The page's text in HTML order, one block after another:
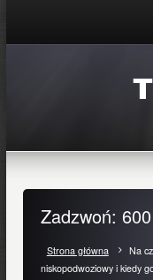
Zadzwoń:
Strona główna
Na
niskopodwoziowy i kiedy